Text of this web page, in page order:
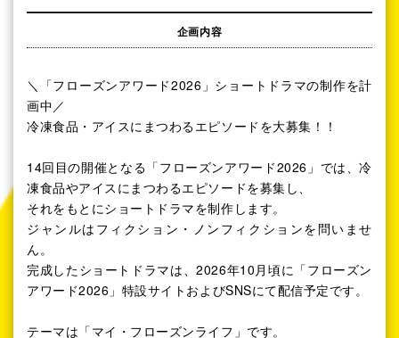
企画内容
＼「フローズンアワード2026」ショートドラマの制作を計
画中／
冷凍食品・アイスにまつわるエピソードを大募集！！
14回目の開催となる「フローズンアワード2026」では、冷
凍食品やアイスにまつわるエピソードを募集し、
それをもとにショートドラマを制作します。
ジャンルはフィクション・ノンフィクションを問いませ
ん。
完成したショートドラマは、2026年10月頃に「フローズン
アワード2026」特設サイトおよびSNSにて配信予定です。
テーマは「マイ・フローズンライフ」です。